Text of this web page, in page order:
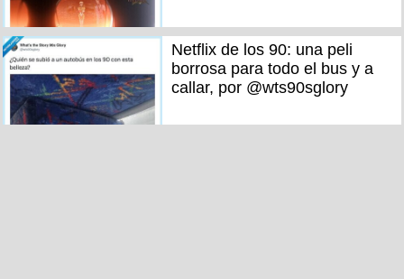
Netflix de los 90: una peli
borrosa para todo el bus y a
callar, por @wts90sglory